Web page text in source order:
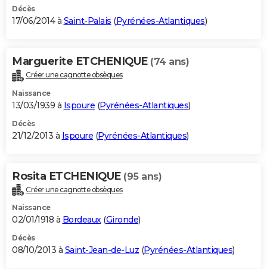
Décès
17/06/2014 à Saint-Palais (Pyrénées-Atlantiques)
Marguerite ETCHENIQUE (74 ans)
Créer une cagnotte obsèques
Naissance
13/03/1939 à Ispoure (Pyrénées-Atlantiques)
Décès
21/12/2013 à Ispoure (Pyrénées-Atlantiques)
Rosita ETCHENIQUE (95 ans)
Créer une cagnotte obsèques
Naissance
02/01/1918 à Bordeaux(Gironde)
Décès
08/10/2013 à Saint-Jean-de-Luz (Pyrénées-Atlantiques)